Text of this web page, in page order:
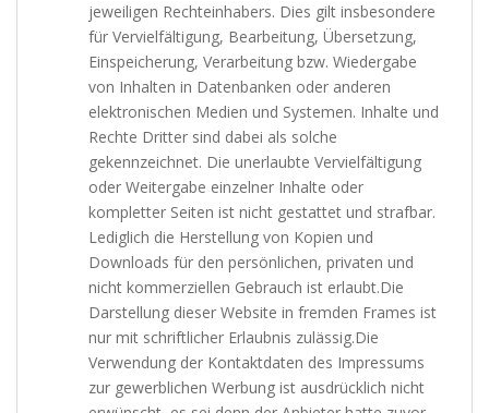
jeweiligen Rechteinhabers. Dies gilt insbesondere
für Vervielfältigung, Bearbeitung, Übersetzung,
Einspeicherung, Verarbeitung bzw. Wiedergabe
von Inhalten in Datenbanken oder anderen
elektronischen Medien und Systemen. Inhalte und
Rechte Dritter sind dabei als solche
gekennzeichnet. Die unerlaubte Vervielfältigung
oder Weitergabe einzelner Inhalte oder
kompletter Seiten ist nicht gestattet und strafbar.
Lediglich die Herstellung von Kopien und
Downloads für den persönlichen, privaten und
nicht kommerziellen Gebrauch ist erlaubt.Die
Darstellung dieser Website in fremden Frames ist
nur mit schriftlicher Erlaubnis zulässig.Die
Verwendung der Kontaktdaten des Impressums
zur gewerblichen Werbung ist ausdrücklich nicht